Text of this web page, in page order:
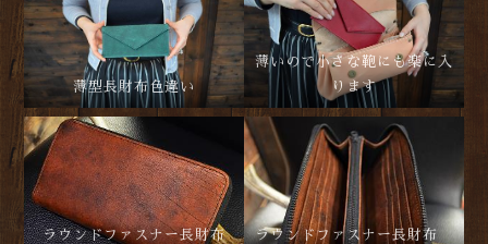
薄型長財布色違い
薄いので小さな鞄にも楽に入
ります
ラウンドファスナー長財布
ラウンドファスナー長財布